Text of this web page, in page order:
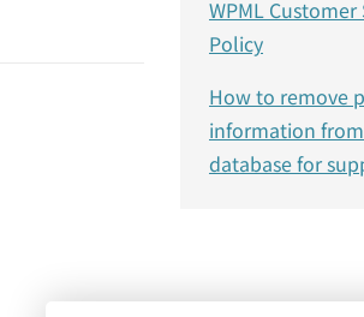
WPML
Policy
How to remove
information
database for